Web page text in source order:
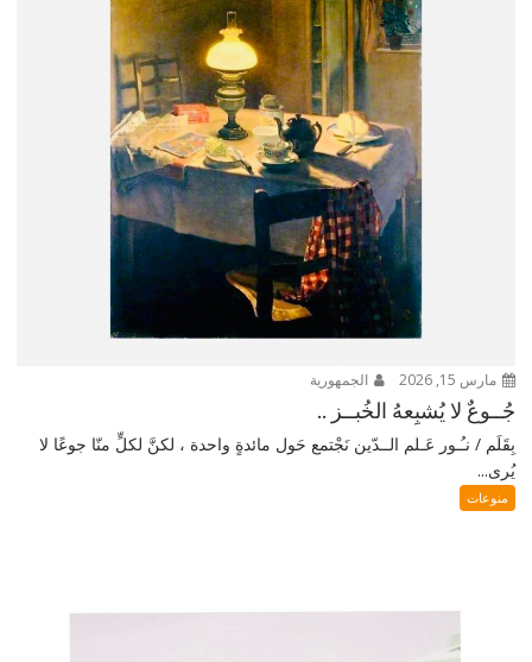
مارس 15, 2026 الجمهورية
جُــوعٌ لا يُشبِعهُ الخُبــز ..
بِقَلَم / نـُـور عَـلم الــدّين نَجْتمع حَول مائدةٍ واحدة ، لكنَّ لكلٍّ منّا جوعًا لا
يُرى...
منوعات